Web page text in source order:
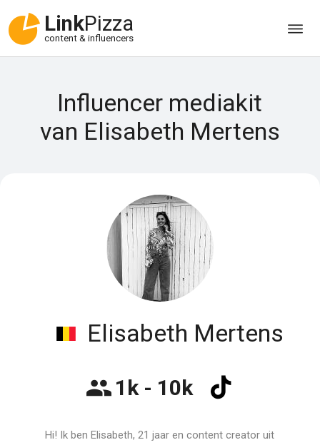
LinkPizza
content & influencers
Influencer mediakit
van Elisabeth Mertens
Elisabeth Mertens
1k - 10k
Hi! Ik ben Elisabeth, 21 jaar en content creator uit